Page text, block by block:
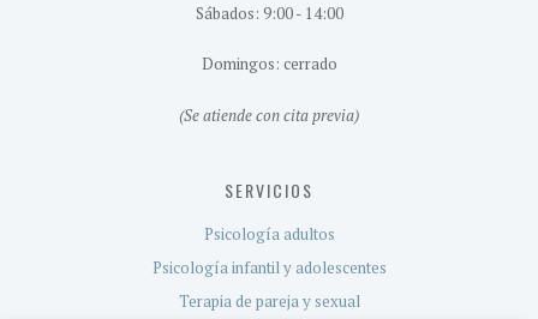
Sábados: 9:00 - 14:00
Domingos: cerrado
(Se atiende con cita previa)
SERVICIOS
Psicología adultos
Psicología infantil y adolescentes
Terapia de pareja y sexual